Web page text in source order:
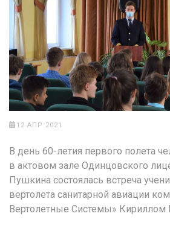
12 АПР 2021
В день 60-летия первого полета
в актовом зале Одинцовского
Пушкина состоялась встреча
вертолета санитарной авиации
Вертолетные Системы» Кириллом